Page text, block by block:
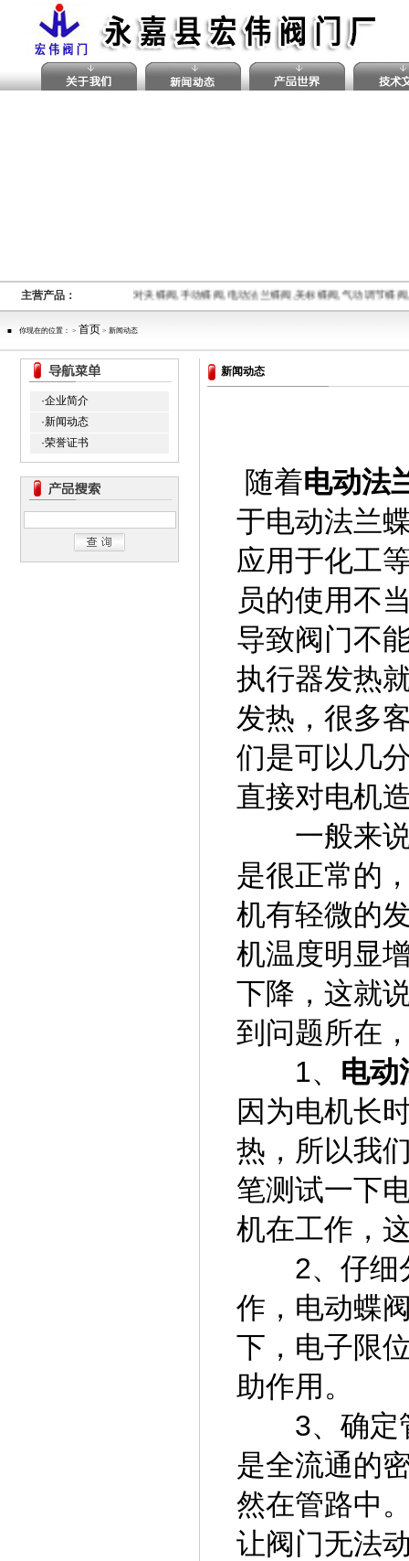
主营产品： 对夹蝶阀,手动蝶阀,电动法兰蝶阀,美标蝶阀,气动调节蝶
■ 你现在的位置： > 首页 > 新闻动态
·企业简介
·新闻动态
·荣誉证书
新闻动态
随着电动法
于电动法兰
应用于化工
员的使用不
导致阀门不
执行器发热
发热，很多
们是可以几
直接对电机
一般来说
是很正常的
机有轻微的
机温度明显
下降，这就
到问题所在
1、 电动
因为电机长
热，所以我
笔测试一下
机在工作，
2、仔细分
作，电动蝶
下，电子限
助作用。
3、确定管
是全流通的
然在管路中
让阀门无法